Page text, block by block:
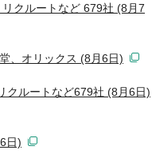
クルートなど 679社 (8月7
、オリックス (8月6日)
ルートなど679社 (8月6日)
日)